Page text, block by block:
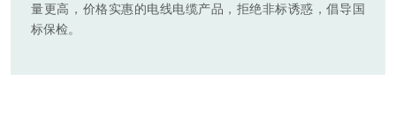
量更高，价格实惠的电线电缆产品，拒绝非标诱惑，倡导国
标保检。